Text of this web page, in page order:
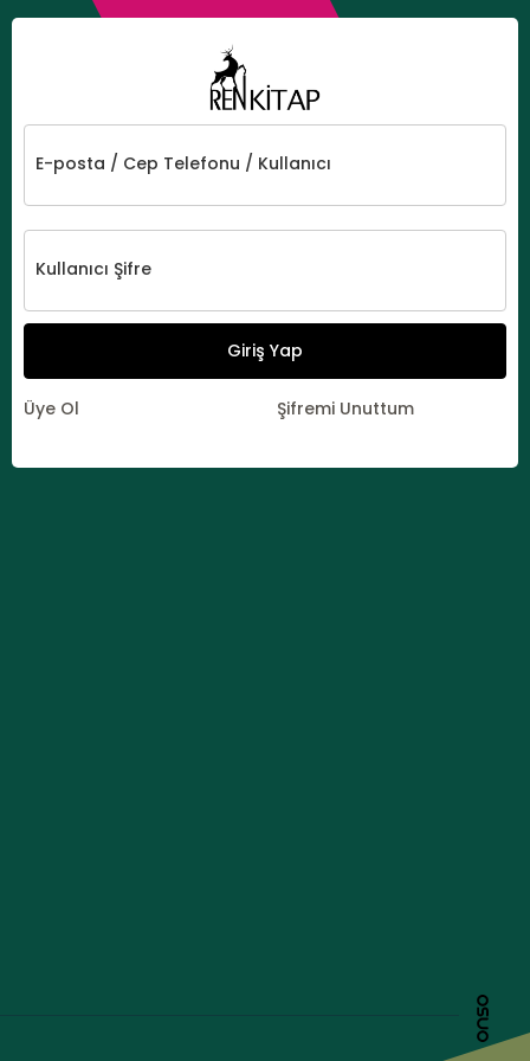
E-posta / Cep Telefonu / Kullanıcı
Kullanıcı Şifre
Giriş Yap
Üye Ol Şifremi Unuttum